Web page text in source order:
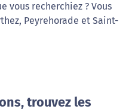
vous recherchiez ? Vous
Peyrehorade et Saint-
trouvez les